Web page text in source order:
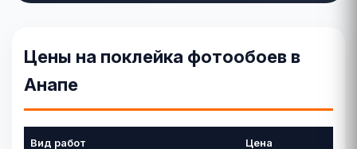
Цены на поклейка фотообоев в
Анапе
Вид работ Цена